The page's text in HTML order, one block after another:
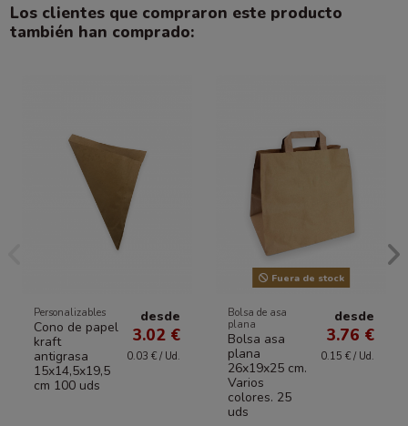
Los clientes que compraron este producto
también han comprado:
Personalizables
Cono de papel
kraft
antigrasa
15x14,5x19,5
cm 100 uds
desde
3.02 €
0.03 € / Ud.
Fuera de stock
Bolsa de asa
plana
Bolsa asa
plana
26x19x25 cm.
Varios
colores. 25
uds
desde
3.76 €
0.15 € / Ud.